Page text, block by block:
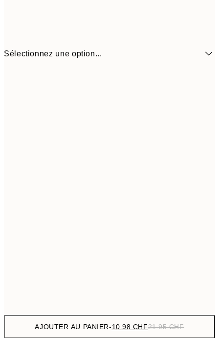
Sélectionnez une option...
AJOUTER AU PANIER-10.98 CHF21.95 CHF